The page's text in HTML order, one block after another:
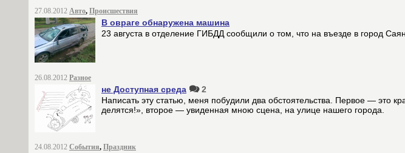
27.08.2012 Авто, Происшествия
В овраге обнаружена машина
23 августа в отделение ГИБДД сообщили о том, что на въезде в город
26.08.2012 Разное
не Доступная среда
2
Написать эту статью, меня побудили два обстоятельства. Первое — это
делятся!», второе — увиденная мною сцена, на улице нашего города.
24.08.2012 События, Праздник